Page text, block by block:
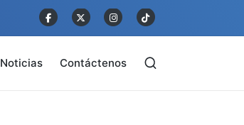
Noticias Contáctenos